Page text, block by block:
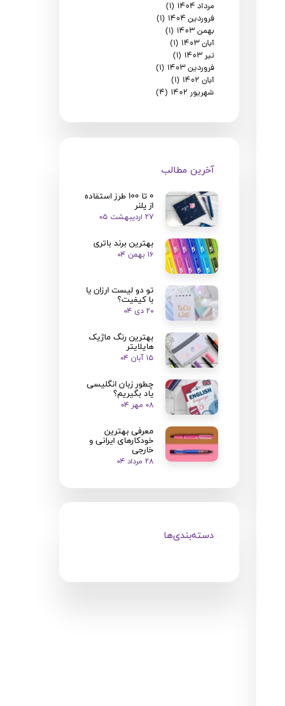
مرداد ۱۴۰۴
(۱)
فروردین ۱۴۰۴
(۱)
بهمن ۱۴۰۳
(۱)
آبان ۱۴۰۳
(۱)
تیر ۱۴۰۳
(۱)
فروردین ۱۴۰۳
(۱)
آبان ۱۴۰۲
(۱)
شهریور ۱۴۰۲
(۴)
​آخرین مطالب
​​0 تا 100 طرز استفاده
از پلنر
۲۷ اردیبهشت ۰۵
بهترین برند باتری
۱۶ بهمن ۰۴
تو دو لیست ارزان یا
با کیفیت؟
۲۰ دی ۰۴
بهترین رنگ ماژیک
هایلایتر
۱۵ آبان ۰۴
چطور زبان انگلیسی
یاد بگیریم؟
۰۸ مهر ۰۴
معرفی بهترین
خودکارهای ایرانی و
خارجی
۲۸ مرداد ۰۴
دسته‌بندی‌ها